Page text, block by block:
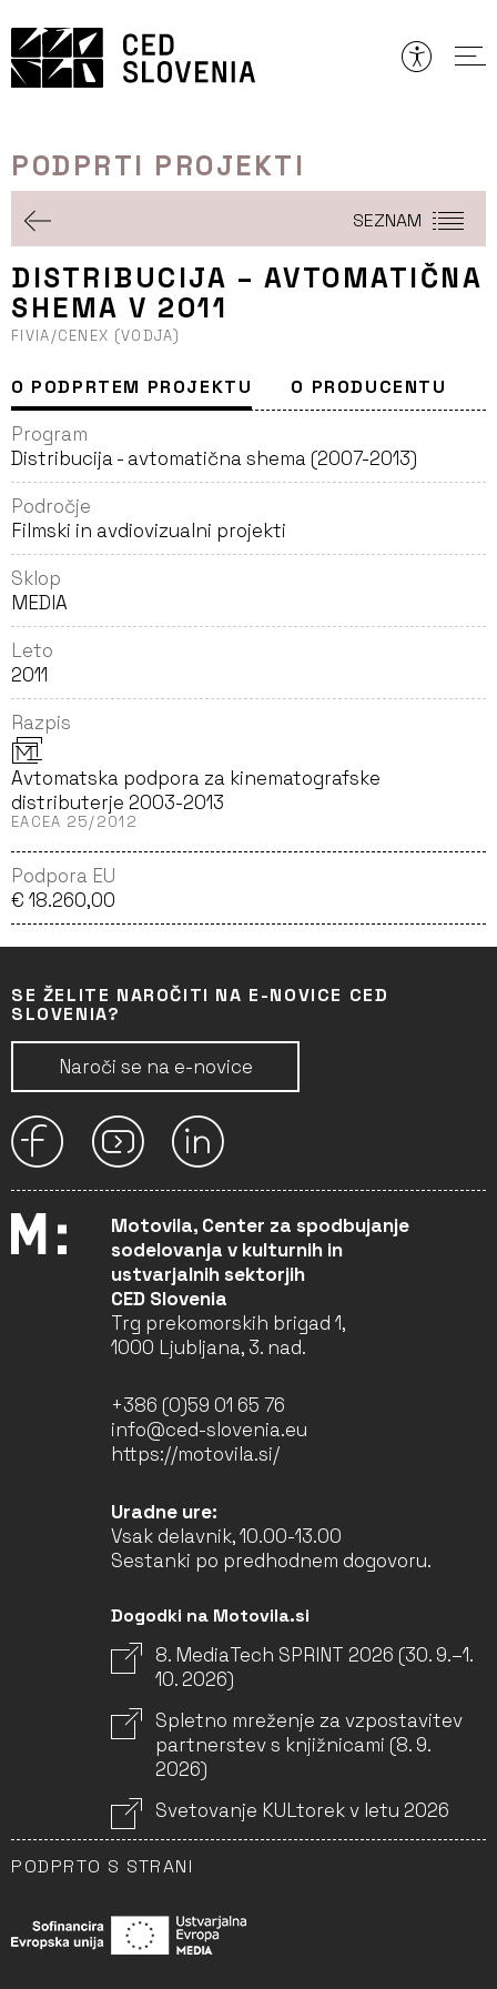
to
vsebine
PODPRTI PROJEKTI
SEZNAM
DISTRIBUCIJA – AVTOMATIČNA
SHEMA V 2011
FIVIA/CENEX (VODJA)
O PODPRTEM PROJEKTU O PRODUCENTU
Program
Distribucija - avtomatična shema (2007-2013)
Področje
Filmski in avdiovizualni projekti
Sklop
MEDIA
Leto
2011
Razpis
Avtomatska podpora za kinematografske
distributerje 2003-2013
EACEA 25/2012
Podpora EU
€ 18.260,00
SE ŽELITE NAROČITI NA E-NOVICE CED
SLOVENIA?
Naroči se na e-novice
Motovila, Center za spodbujanje
sodelovanja v kulturnih in
ustvarjalnih sektorjih
CED Slovenia
Trg prekomorskih brigad 1,
1000 Ljubljana, 3. nad.
+386 (0)59 01 65 76
info@ced-slovenia.eu
https://motovila.si/
Uradne ure:
Vsak delavnik, 10.00-13.00
Sestanki po predhodnem dogovoru.
Dogodki na Motovila.si
8. MediaTech SPRINT 2026 (30. 9.–1.
10. 2026)
Spletno mreženje za vzpostavitev
partnerstev s knjižnicami (8. 9.
2026)
Svetovanje KULtorek v letu 2026
PODPRTO S STRANI